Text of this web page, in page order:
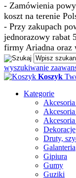
- Zamówienia
koszt na terenie
- Przy zakupach
jednorazowy rabat
firmy Ariadna oraz
wyszukiwanie
Koszyk
Kategorie
Dekoracje
Druty,
Galanteria
Gipiura
Gumy
Guziki